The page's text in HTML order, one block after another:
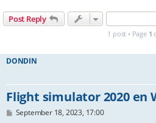
Post Reply
1 post • Page 1
DONDIN
Flight simulator 2020 en
PSeptember 18, 2023, 17:00